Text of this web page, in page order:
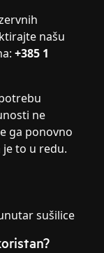
našu
+385 1
ne
ga ponovno
to u redu.
sušilice